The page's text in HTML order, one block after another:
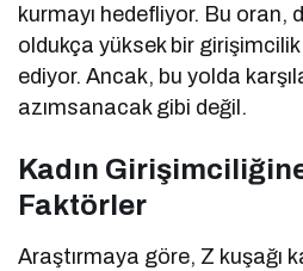
kurmayı hedefliyor. Bu oran,
oldukça yüksek bir
ediyor. Ancak, bu yolda
azımsanacak gibi değil.
Kadın
Faktörler
Araştırmaya göre, Z kuşağı